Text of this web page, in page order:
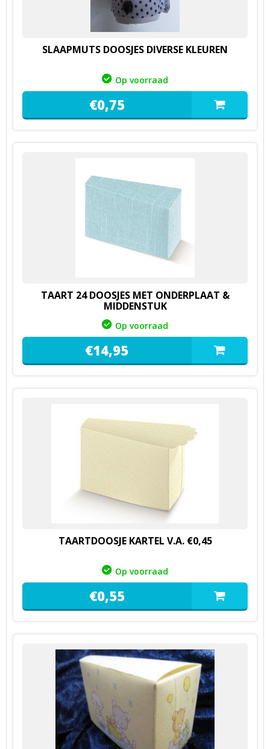
SLAAPMUTS DOOSJES DIVERSE KLEUREN
Op voorraad
€0,75
TAART 24 DOOSJES MET ONDERPLAAT &
MIDDENSTUK
Op voorraad
€14,95
TAARTDOOSJE KARTEL V.A. €0,45
Op voorraad
€0,55